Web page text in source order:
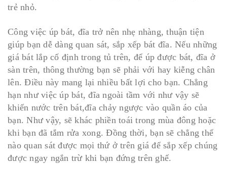
trẻ nhỏ.
Công việc úp bát, đĩa trở nên nhẹ nhàng, thuận tiện
giúp bạn dễ dàng quan sát, sắp xếp bát đĩa. Nếu những
giá bát lắp cố định trong tủ trên, để úp được bát, đĩa ở
sàn trên, thông thường bạn sẽ phải với hay kiễng chân
lên. Điều này mang lại nhiều bất lợi cho bạn. Chẳng
hạn như việc úp bát, đĩa ngoài tầm với như vậy sẽ
khiến nước trên bát,đĩa chảy ngược vào quần áo của
bạn. Như vậy, sẽ khác phiền toái trong mùa đông hoặc
khi bạn đã tắm rửa xong. Đồng thời, bạn sẽ chẳng thể
nào quan sát được mọi thứ ở trên giá để sắp xếp chúng
được ngay ngắn trừ khi bạn đứng trên ghế.